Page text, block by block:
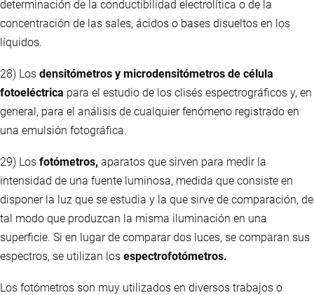
determinación de la conductibilidad electrolítica o de la
concentración de las sales, ácidos o bases disueltos en los
líquidos.
28) Los densitómetros y microdensitómetros de célula
fotoeléctrica para el estudio de los clisés espectrográficos y, en
general, para el análisis de cualquier fenómeno registrado en
una emulsión fotográfica.
29) Los fotómetros, aparatos que sirven para medir la
intensidad de una fuente luminosa, medida que consiste en
disponer la luz que se estudia y la que sirve de comparación, de
tal modo que produzcan la misma iluminación en una
superficie. Si en lugar de comparar dos luces, se comparan sus
espectros, se utilizan los espectrofotómetros.
Los fotómetros son muy utilizados en diversos trabajos o